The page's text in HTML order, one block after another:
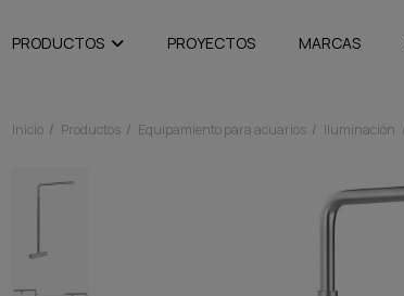
PRODUCTOS PROYECTOS MARCAS
Inicio Productos Equipamiento para acuarios Iluminación